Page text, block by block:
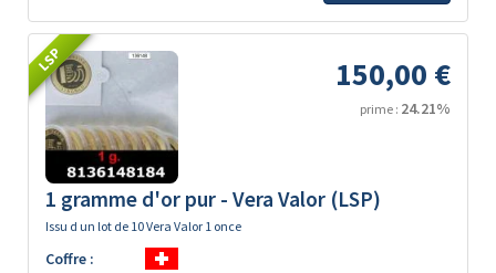
LSP 150,00 €
prime : 24.21%
1 gramme d'or pur - Vera Valor (LSP)
Issu d un lot de 10 Vera Valor 1 once
Coffre :